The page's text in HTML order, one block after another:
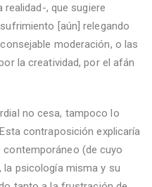
, que sugiere
[aún] relegando
moderación, o las
la creatividad, por el afán
no cesa, tampoco lo
contraposición explicaría
(de cuyo
psicología misma y su